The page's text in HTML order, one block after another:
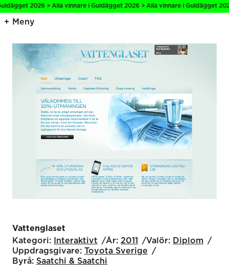
2026 > Alla vinnare i Guldägget 2026 > Alla vinnare i Guldägget
Meny
Vattenglaset
Kategori:
Interaktivt År: 2011 Valör: Diplom
Uppdragsgivare: Toyota Sverige
Byrå: Saatchi & Saatchi